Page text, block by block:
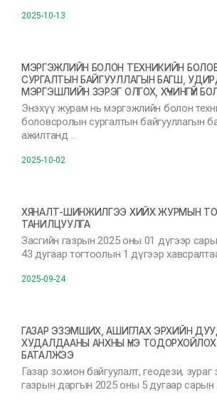
2025-10-13
МЭРГЭЖЛИЙН БОЛОН ТЕХНИКИЙН
СУРГАЛТЫН БАЙГУУЛЛАГЫН БАГШ,
МЭРГЭШЛИЙН ЗЭРЭГ ОЛГОХ, ХҮЧИНГҮЙ
Энэхүү журам нь мэргэжлийн болон
боловсролын сургалтын байгууллагын
ажилтанд …
2025-10-02
ХЯНАЛТ-ШИНЖИЛГЭЭ ХИЙХ ЖУРМЫН
ТАНИЛЦУУЛГА
Засгийн газрын 2025 оны 01 дүгээр
43 дугаар тогтоолын 1 дүгээр
2025-09-24
ГАЗАР ЭЗЭМШИХ, АШИГЛАХ ЭРХИЙН
ХУДАЛДААНЫ АНХНЫ ҮНЭ ТОДОРХОЙЛОХ
БАТАЛЖЭЭ
Газар зохион байгуулалт, геодези, зураг
газрын даргын 2025 оны 5 дугаар сарын